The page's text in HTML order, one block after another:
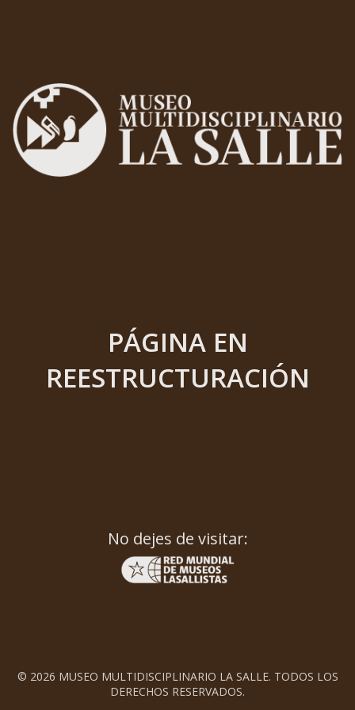
PÁGINA EN
REESTRUCTURACIÓN
No dejes de visitar:
© 2026 MUSEO MULTIDISCIPLINARIO LA SALLE. TODOS LOS
DERECHOS RESERVADOS.